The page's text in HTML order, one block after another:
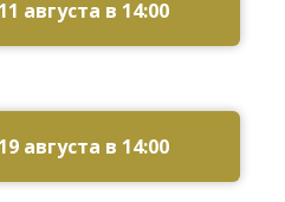
августа в 14:00
августа в 14:00